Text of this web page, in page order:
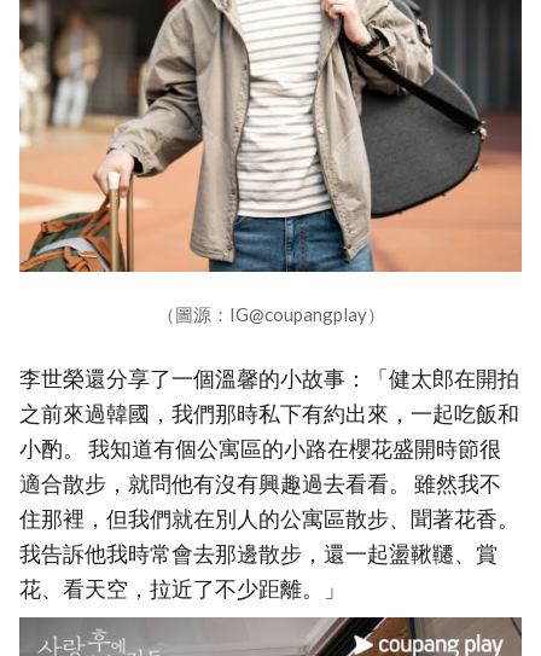
（圖源：IG@coupangplay）
李世榮還分享了一個溫馨的小故事：「健太郎在開拍
之前來過韓國，我們那時私下有約出來，一起吃飯和
小酌。 我知道有個公寓區的小路在櫻花盛開時節很
適合散步，就問他有沒有興趣過去看看。 雖然我不
住那裡，但我們就在別人的公寓區散步、聞著花香。
我告訴他我時常會去那邊散步，還一起盪鞦韆、賞
花、看天空，拉近了不少距離。」